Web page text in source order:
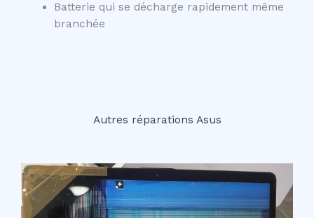
Batterie qui se décharge rapidement même
branchée
Autres réparations Asus